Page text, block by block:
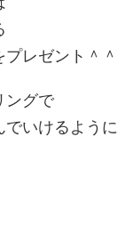
レゼント＾＾
ングで
いけるように